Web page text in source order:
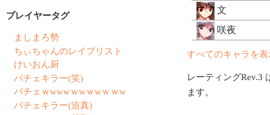
文
咲夜
すべてのキャラを表
レーティングRev.3
ます。
プレイヤータグ
ましまろ勢
ちぃちゃんのレイプリスト
けいおん厨
パチェキラー(笑)
パチェｗwwwｗwｗwｗｗw
パチェキラー(迫真)